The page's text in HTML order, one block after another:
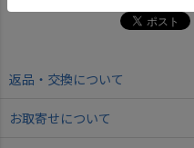
返品・交換について
お取寄せについて